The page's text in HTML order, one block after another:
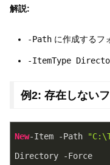
解説:
-Pathに作成するフ
-ItemType
例2: 存在しない
New-Item -Path
Directory -Force